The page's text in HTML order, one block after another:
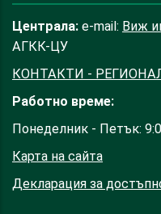
Централа: e-mail: Виж
АГКК-ЦУ
КОНТАКТИ -
Работно време:
Понеделник - Петък:
Карта на сайта
Декларация за